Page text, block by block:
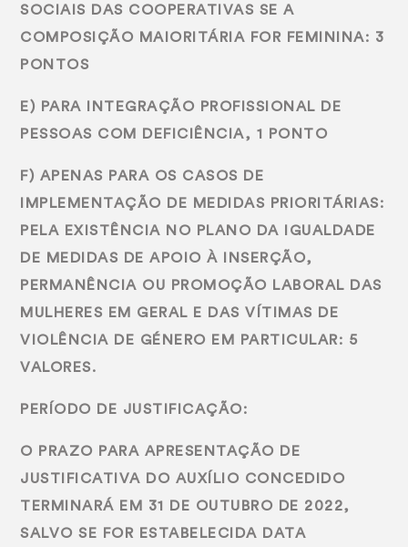
SOCIAIS DAS COOPERATIVAS SE A
COMPOSIÇÃO MAIORITÁRIA FOR FEMININA: 3
PONTOS
E) PARA INTEGRAÇÃO PROFISSIONAL DE
PESSOAS COM DEFICIÊNCIA, 1 PONTO
F) APENAS PARA OS CASOS DE
IMPLEMENTAÇÃO DE MEDIDAS PRIORITÁRIAS:
PELA EXISTÊNCIA NO PLANO DA IGUALDADE
DE MEDIDAS DE APOIO À INSERÇÃO,
PERMANÊNCIA OU PROMOÇÃO LABORAL DAS
MULHERES EM GERAL E DAS VÍTIMAS DE
VIOLÊNCIA DE GÉNERO EM PARTICULAR: 5
VALORES.
PERÍODO DE JUSTIFICAÇÃO:
O PRAZO PARA APRESENTAÇÃO DE
JUSTIFICATIVA DO AUXÍLIO CONCEDIDO
TERMINARÁ EM 31 DE OUTUBRO DE 2022,
SALVO SE FOR ESTABELECIDA DATA